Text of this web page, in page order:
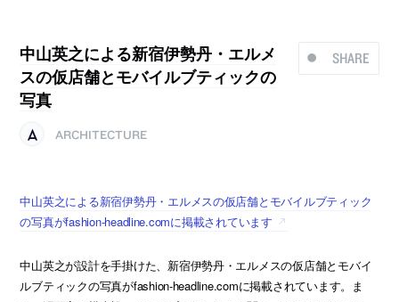
SHARE
中山英之による新宿伊勢丹・エルメ
スの仮店舗とモバイルブティックの
写真
ARCHITECTURE
中山英之による新宿伊勢丹・エルメスの仮店舗とモバイルブティック
の写真がfashion-headline.comに掲載されています
中山英之が設計を手掛けた、新宿伊勢丹・エルメスの仮店舗とモバイ
ルブティックの写真がfashion-headline.comに掲載されています。ま